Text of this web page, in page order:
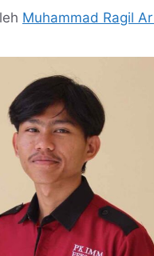
Muhammad Ragil